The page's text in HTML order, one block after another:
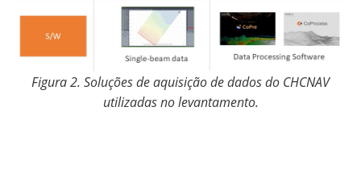
Figura 2. Soluções de aquisição de dados do CHCNAV
utilizadas no levantamento.